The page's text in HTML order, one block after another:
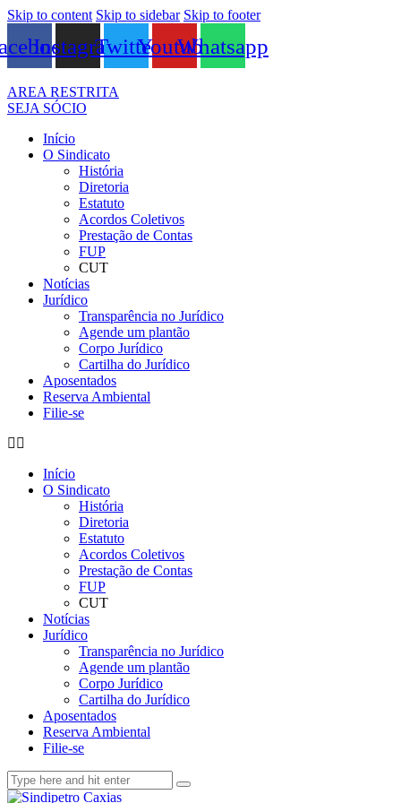
Skip to content Skip to sidebar Skip to footer
InstagramTwitterYoutubeWhatsapp
AREA RESTRITA
SEJA SÓCIO
Início
O Sindicato
História
Diretoria
Estatuto
Acordos Coletivos
Prestação de Contas
FUP
CUT
Notícias
Jurídico
Transparência no Jurídico
Agende um plantão
Corpo Jurídico
Cartilha do Jurídico
Aposentados
Reserva Ambiental
Filie-se
Início
O Sindicato
História
Diretoria
Estatuto
Acordos Coletivos
Prestação de Contas
FUP
CUT
Notícias
Jurídico
Transparência no Jurídico
Agende um plantão
Corpo Jurídico
Cartilha do Jurídico
Aposentados
Reserva Ambiental
Filie-se